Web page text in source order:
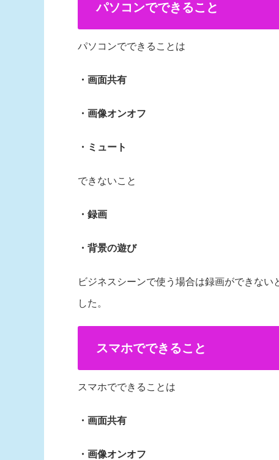
パソコンでできること
パソコンでできることは
・画面共有
・画像オンオフ
・ミュート
できないこと
・録画
・背景の遊び
ビジネスシーンで使う場合は録画ができな
した。
スマホでできること
スマホでできることは
・画面共有
・画像オンオフ